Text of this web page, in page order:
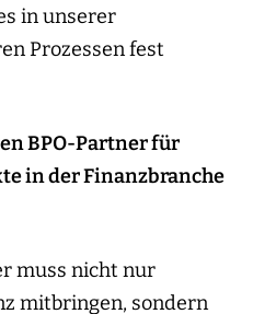
in unserer
Prozessen fest
BPO-Partner für
in der Finanzbranche
muss nicht nur
mitbringen, sondern